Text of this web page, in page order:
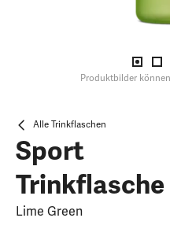
Produktbilder
Alle Trinkflaschen
Sport
Trinkflasche
Lime Green